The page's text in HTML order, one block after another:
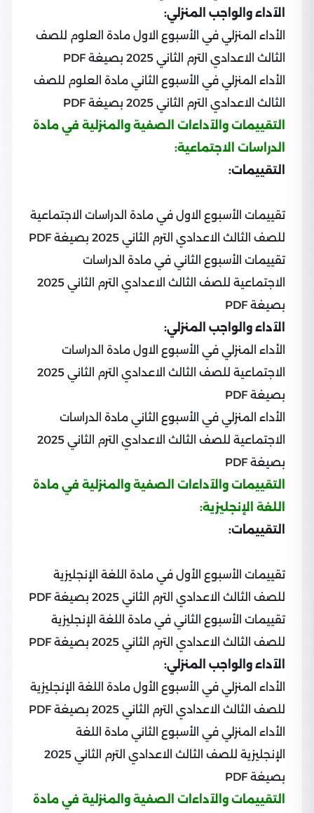
الآداء والواجب المنزلي:
الأداء المنزلي في الأسبوع الاول مادة العلوم للصف
الثالث الاعدادي الترم الثاني 2025 بصيغة PDF
الأداء المنزلي في الأسبوع الثاني مادة العلوم للصف
الثالث الاعدادي الترم الثاني 2025 بصيغة PDF
التقييمات والآداءات الصفية والمنزلية في مادة
الدراسات الاجتماعية:
التقييمات:
تقييمات الأسبوع الاول في مادة الدراسات الاجتماعية
للصف الثالث الاعدادي الترم الثاني 2025 بصيغة PDF
تقييمات الأسبوع الثاني في مادة الدراسات
الاجتماعية للصف الثالث الاعدادي الترم الثاني 2025
بصيغة PDF
الآداء والواجب المنزلي:
الأداء المنزلي في الأسبوع الاول مادة الدراسات
الاجتماعية للصف الثالث الاعدادي الترم الثاني 2025
بصيغة PDF
الأداء المنزلي في الأسبوع الثاني مادة الدراسات
الاجتماعية للصف الثالث الاعدادي الترم الثاني 2025
بصيغة PDF
التقييمات والآداءات الصفية والمنزلية في مادة
اللغة الإنجليزية:
التقييمات:
تقييمات الأسبوع الأول في مادة اللغة الإنجليزية
للصف الثالث الاعدادي الترم الثاني 2025 بصيغة PDF
تقييمات الأسبوع الثاني في مادة اللغة الإنجليزية
للصف الثالث الاعدادي الترم الثاني 2025 بصيغة PDF
الآداء والواجب المنزلي:
الأداء المنزلي في الأسبوع الأول مادة اللغة الإنجليزية
للصف الثالث الاعدادي الترم الثاني 2025 بصيغة PDF
الأداء المنزلي في الأسبوع الثاني مادة اللغة
الإنجليزية للصف الثالث الاعدادي الترم الثاني 2025
بصيغة PDF
التقييمات والآداءات الصفية والمنزلية في مادة